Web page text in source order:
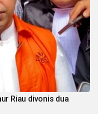
Riau divonis dua